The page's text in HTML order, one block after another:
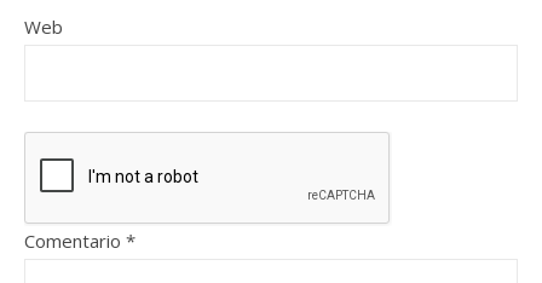
Web
Comentario *